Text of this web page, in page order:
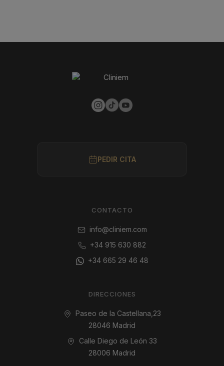
PEDIR CITA
CONTACTO
info@cliniem.com
+34 915 630 882
+34 665 29 46 48
DIRECCIONES
Paseo de la Castellana,23
28046 Madrid
Calle Diego de León 33
28006 Madrid